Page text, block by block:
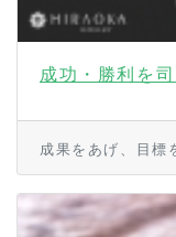
成功・勝利を
成果をあげ、目標